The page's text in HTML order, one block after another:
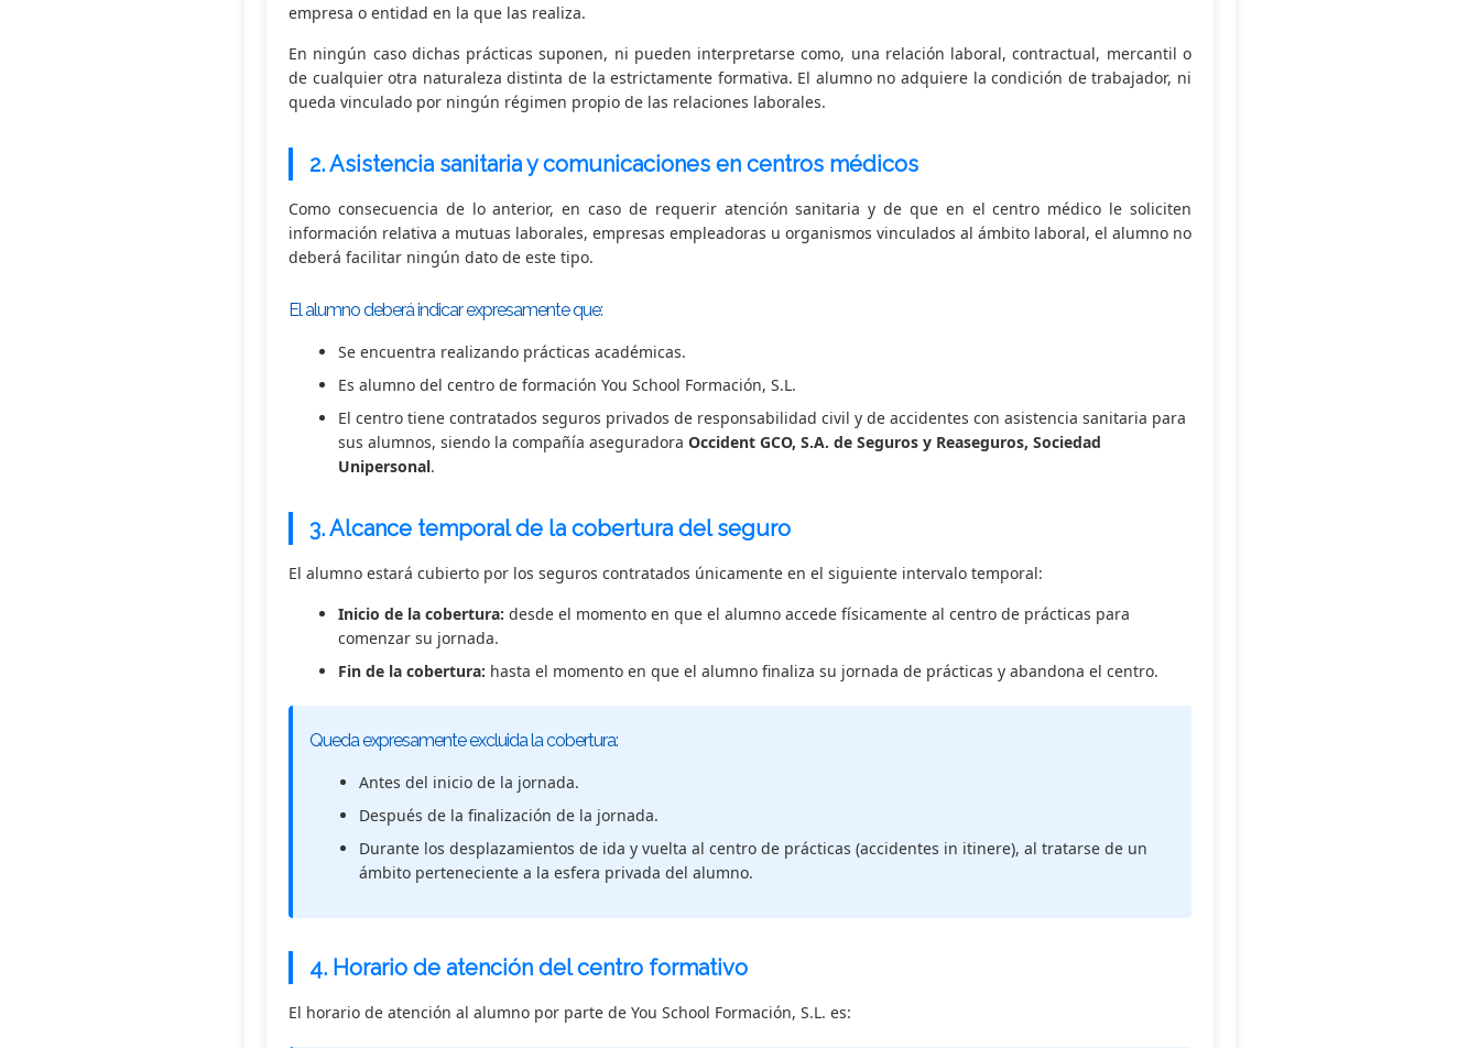
empresa o entidad en la que las realiza.
En ningún caso dichas prácticas suponen, ni pueden interpretarse como, una relación laboral, contractual, mercantil o
de cualquier otra naturaleza distinta de la estrictamente formativa. El alumno no adquiere la condición de trabajador, ni
queda vinculado por ningún régimen propio de las relaciones laborales.
2.Asistencia sanitaria y comunicaciones en centros médicos
Como consecuencia de lo anterior, en caso de requerir atención sanitaria y de que en el centro médico le soliciten
información relativa a mutuas laborales, empresas empleadoras u organismos vinculados al ámbito laboral, el alumno no
deberá facilitar ningún dato de este tipo.
El alumno deberá indicar expresamente que:
Se encuentra realizando prácticas académicas.
Es alumno del centro de formación You School Formación, S.L.
El centro tiene contratados seguros privados de responsabilidad civil y de accidentes con asistencia sanitaria para
sus alumnos, siendo la compañía aseguradora Occident GCO, S.A. de Seguros y Reaseguros, Sociedad
Unipersonal.
3.Alcance temporal de la cobertura del seguro
El alumno estará cubierto por los seguros contratados únicamente en el siguiente intervalo temporal:
Inicio de la cobertura: desde el momento en que el alumno accede físicamente al centro de prácticas para
comenzar su jornada.
Fin de la cobertura: hasta el momento en que el alumno finaliza su jornada de prácticas y abandona el centro.
Queda expresamente excluida la cobertura:
Antes del inicio de la jornada.
Después de la finalización de la jornada.
Durante los desplazamientos de ida y vuelta al centro de prácticas (accidentes in itinere), al tratarse de un
ámbito perteneciente a la esfera privada del alumno.
4. Horario de atención del centro formativo
El horario de atención al alumno por parte de You School Formación, S.L. es: